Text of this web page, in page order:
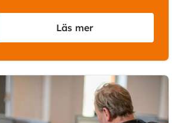
Läs mer